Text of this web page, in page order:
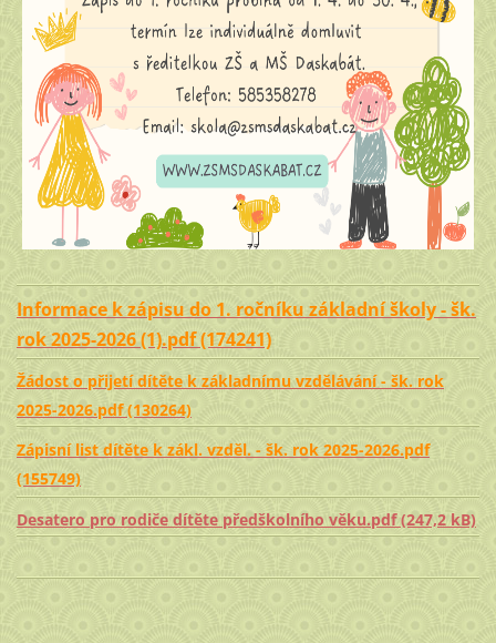
Informace k zápisu do 1. ročníku základní školy - šk.
rok 2025-2026 (1).pdf (174241)
Žádost o přijetí dítěte k základnímu vzdělávání - šk. rok
2025-2026.pdf (130264)
Zápisní list dítěte k zákl. vzděl. - šk. rok 2025-2026.pdf
(155749)
Desatero pro rodiče dítěte předškolního věku.pdf (247,2 kB)